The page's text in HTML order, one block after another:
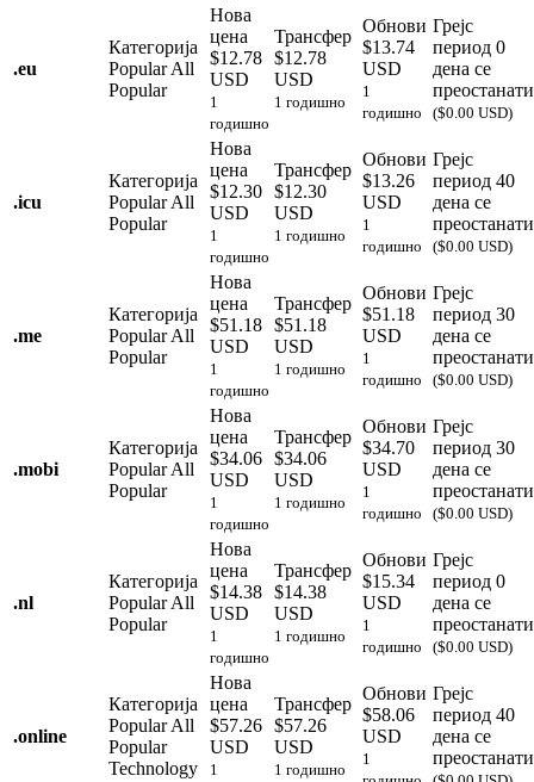
.eu
Категорија
PopularAll
Popular
Нова
цена
$12.78
USD
1
годишно
Трансфер
$12.78
USD
1 годишно
Обнови
$13.74
USD
1
годишно
Грејс
период 0
дена се
преостанати
($0.00 USD)
.icu
Категорија
PopularAll
Popular
Нова
цена
$12.30
USD
1
годишно
Трансфер
$12.30
USD
1 годишно
Обнови
$13.26
USD
1
годишно
Грејс
период 40
дена се
преостанати
($0.00 USD)
.me
Категорија
PopularAll
Popular
Нова
цена
$51.18
USD
1
годишно
Трансфер
$51.18
USD
1 годишно
Обнови
$51.18
USD
1
годишно
Грејс
период 30
дена се
преостанати
($0.00 USD)
.mobi
Категорија
PopularAll
Popular
Нова
цена
$34.06
USD
1
годишно
Трансфер
$34.06
USD
1 годишно
Обнови
$34.70
USD
1
годишно
Грејс
период 30
дена се
преостанати
($0.00 USD)
.nl
Категорија
PopularAll
Popular
Нова
цена
$14.38
USD
1
годишно
Трансфер
$14.38
USD
1 годишно
Обнови
$15.34
USD
1
годишно
Грејс
период 0
дена се
преостанати
($0.00 USD)
.online
Категорија
PopularAll
Popular
Technology
Нова
цена
$57.26
USD
1
Трансфер
$57.26
USD
1 годишно
Обнови
$58.06
USD
1
Грејс
период 40
дена се
преостанати